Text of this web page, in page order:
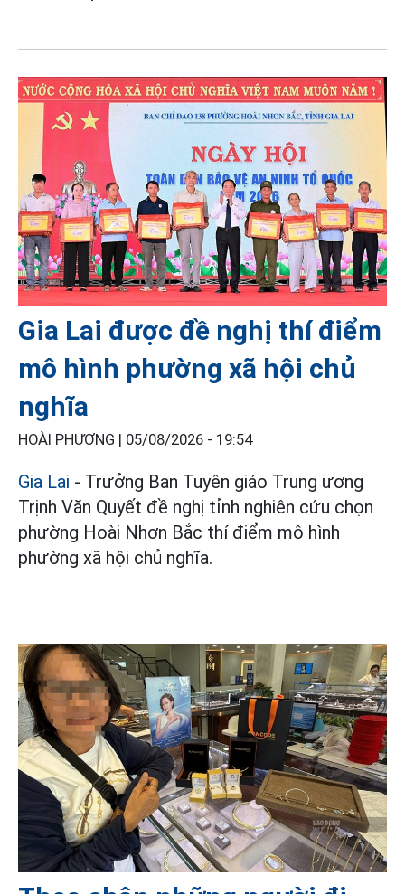
Gia Lai được đề nghị thí điểm
mô hình phường xã hội chủ
nghĩa
HOÀI PHƯƠNG | 05/08/2026 - 19:54
Gia Lai - Trưởng Ban Tuyên giáo Trung ương
Trịnh Văn Quyết đề nghị tỉnh nghiên cứu chọn
phường Hoài Nhơn Bắc thí điểm mô hình
phường xã hội chủ nghĩa.